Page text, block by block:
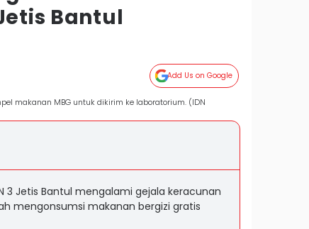
Bantul
Add Us on Google
makanan MBG untuk dikirim ke laboratorium. (IDN
3 Jetis Bantul mengalami gejala keracunan
mengonsumsi makanan bergizi gratis